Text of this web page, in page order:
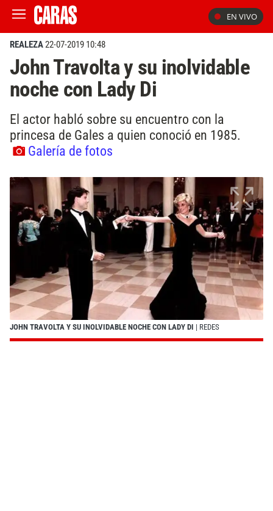
EN VIVO
REALEZA22-07-2019 10:48
John Travolta y su inolvidable
noche con Lady Di
El actor habló sobre su encuentro con la
princesa de Gales a quien conoció en 1985.
Galería de fotos
JOHN TRAVOLTA Y SU INOLVIDABLE NOCHE CON LADY DI | REDES